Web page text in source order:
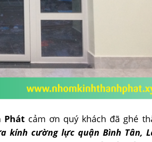
Phát cảm ơn quý khách đã ghé
kính cường lực quận Bình Tân,